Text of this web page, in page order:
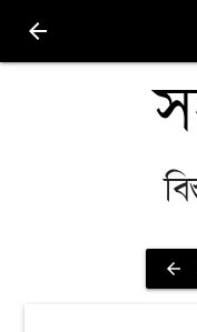
arrow_back
arrow_back